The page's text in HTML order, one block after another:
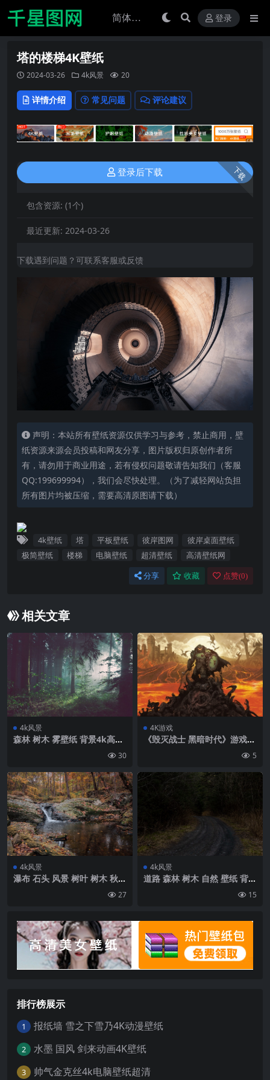
登录
塔的楼梯4K壁纸
2024-03-26 4k风景 20
详情介绍 常见问题 评论建议
下载
登录后下载
包含资源: (1个)
最近更新: 2024-03-26
下载遇到问题？可联系客服或反馈
声明：本站所有壁纸资源仅供学习与参考，禁止商用，壁
纸资源来源会员投稿和网友分享，图片版权归原创作者所
有，请勿用于商业用途，若有侵权问题敬请告知我们（客服
QQ:199699994），我们会尽快处理。（为了减轻网站负担
所有图片均被压缩，需要高清原图请下载）
4k壁纸 塔 平板壁纸 彼岸图网
彼岸桌面壁纸
极简壁纸
楼梯 电脑壁纸 超清壁纸 高清壁纸网
分享 收藏 点赞(0)
相关文章
4k风景
森林 树木 雾壁纸 背景4k高清
30
4K游戏
《毁灭战士 黑暗时代》游戏原
5
4k风景
瀑布 石头 风景 树叶 树木 秋季
27
4k风景
道路 森林 树木 自然 壁纸 背景
15
排行榜展示
1 报纸墙 雪之下雪乃4K动漫壁纸
2 水墨 国风 剑来动画4K壁纸
3 帅气金克丝4k电脑壁纸超清